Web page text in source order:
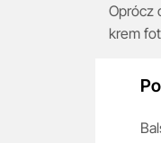
Oprócz
krem